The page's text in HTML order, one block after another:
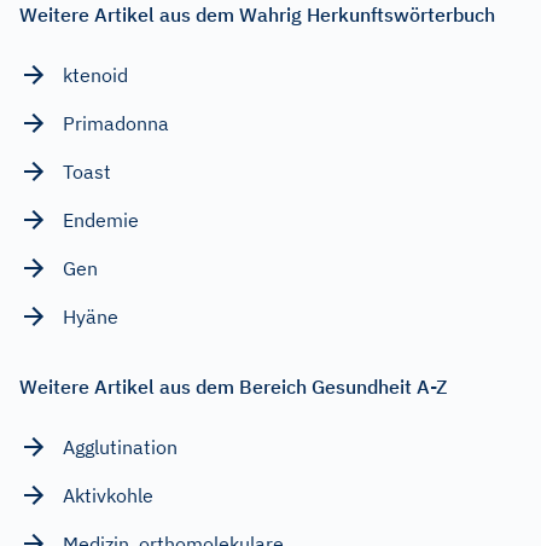
Weitere Artikel aus dem Wahrig Herkunftswörterbuch
ktenoid
Primadonna
Toast
Endemie
Gen
Hyäne
Weitere Artikel aus dem Bereich Gesundheit A-Z
Agglutination
Aktivkohle